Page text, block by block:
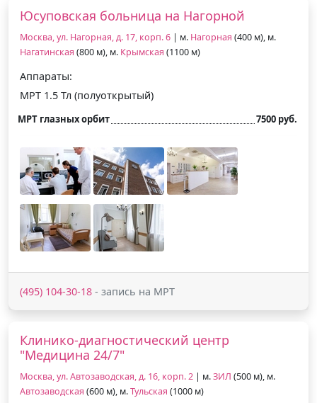
Юсуповская больница на Нагорной
Москва, ул. Нагорная, д. 17, корп. 6 | м. Нагорная (400 м), м.
Нагатинская (800 м), м. Крымская (1100 м)
Аппараты:
МРТ 1.5 Тл (полуоткрытый)
МРТ глазных орбит 7500 руб.
(495) 104-30-18 - запись на МРТ
Клинико-диагностический центр
"Медицина 24/7"
Москва, ул. Автозаводская, д. 16, корп. 2 | м.ЗИЛ (500 м), м.
Автозаводская (600 м), м.Тульская (1000 м)